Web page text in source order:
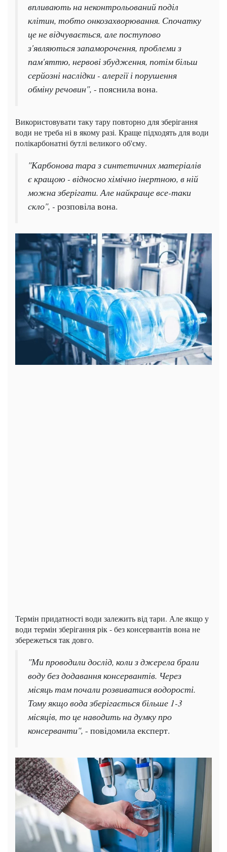
впливають на неконтрольований поділ
клітин, тобто онкозахворювання. Спочатку
це не відчувається, але поступово
з'являються запаморочення, проблеми з
пам'яттю, нервові збудження, потім більш
серйозні наслідки - алергії і порушення
обміну речовин", - пояснила вона.
Використовувати таку тару повторно для зберігання
води не треба ні в якому разі. Краще підходять для води
полікарбонатні бутлі великого об'єму.
"Карбонова тара з синтетичних матеріалів
є кращою - відносно хімічно інертною, в ній
можна зберігати. Але найкраще все-таки
скло", - розповіла вона.
Термін придатності води залежить від тари. Але якщо у
води термін зберігання рік - без консервантів вона не
збережеться так довго.
"Ми проводили дослід, коли з джерела брали
воду без додавання консервантів. Через
місяць там почали розвиватися водорості.
Тому якщо вода зберігається більше 1-3
місяців, то це наводить на думку про
консерванти", - повідомила експерт.